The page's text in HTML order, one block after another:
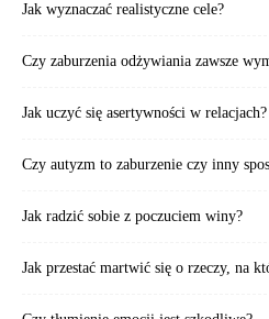
Jak wyznaczać realistyczne cele?
Czy zaburzenia odżywiania zawsze
Jak uczyć się asertywności w relacjach?
Czy autyzm to zaburzenie czy inny
Jak radzić sobie z poczuciem winy?
Jak przestać martwić się o rzeczy, na